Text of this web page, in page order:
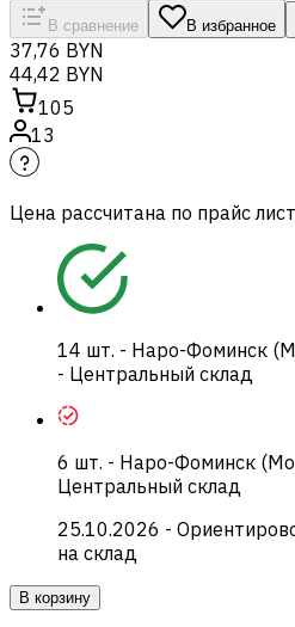
В сравнение В избранное
37,76 BYN
44,42 BYN
105
13
Цена рассчитана по прайс
14 шт. - Наро-Фоминск
- Центральный склад
6 шт. - Наро-Фоминск
Центральный склад
25.10.2026 -
на склад
В корзину